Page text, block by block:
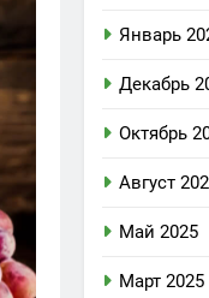
Январь
Декабрь
Октябрь
Август
Май 2025
Март 2025